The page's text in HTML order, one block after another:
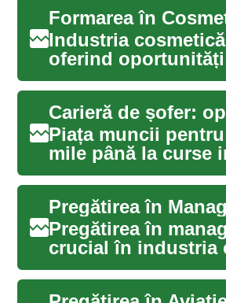
Industria
oferind
pentru cei...
Carieră de șofer:
Piața muncii
mile până la curse
Pregătirea în
crucial în industria
profesioniștilo...